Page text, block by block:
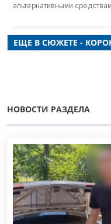
альтернативными
ЕЩЕ В СЮЖЕТЕ -
НОВОСТИ РАЗДЕЛА